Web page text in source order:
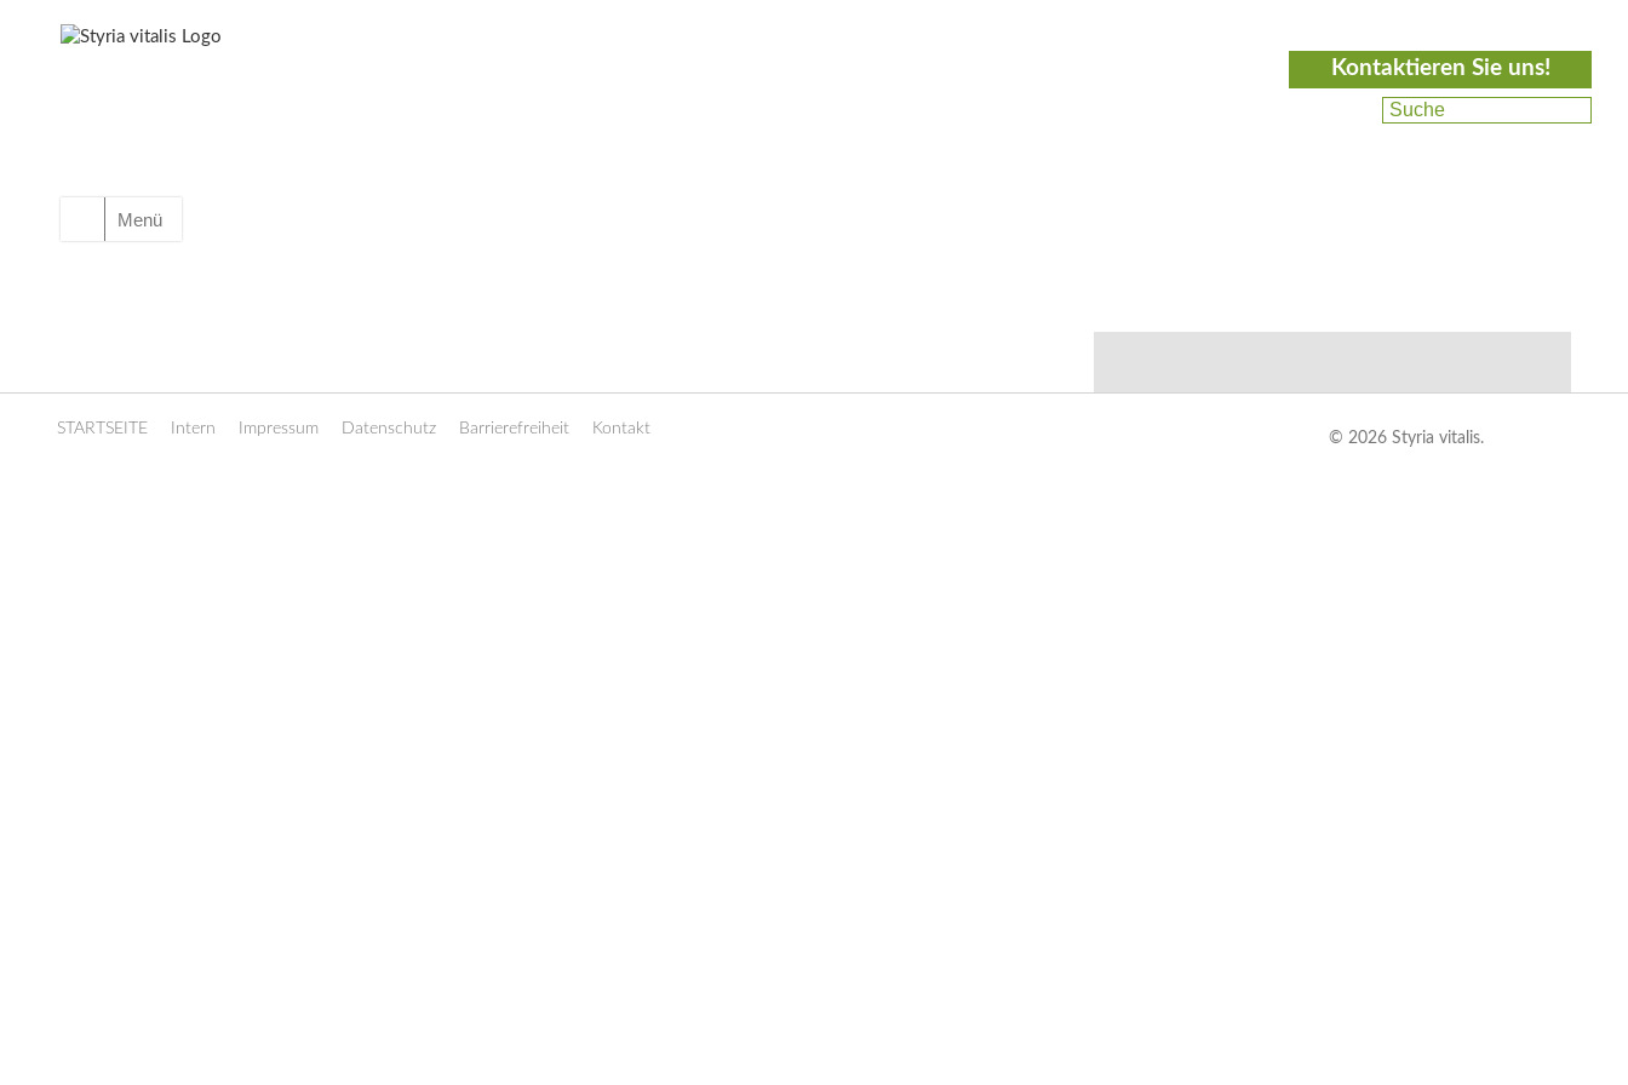
Kontaktieren Sie uns!
Menü
STARTSEITE Intern Impressum Datenschutz Barrierefreiheit Kontakt
© 2026 Styria vitalis.